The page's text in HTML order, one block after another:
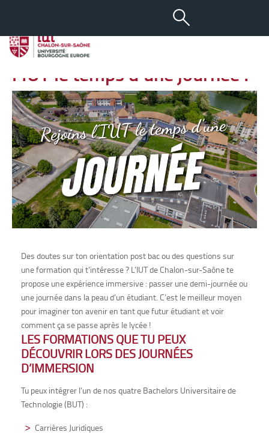
aA - +
17 OCT 2025
Journée d’immersion : rejoins
l’IUT le temps d’une journée !
Des doutes sur ton orientation post bac ou des questions sur
une formation qui t’intéresse ? L’IUT de Chalon-sur-Saône te
propose une expérience immersive : passer une demi-journée ou
une journée dans la peau d’un étudiant. C’est le meilleur moyen
pour imaginer ton avenir en tant que futur étudiant et voir
comment ça se passe après le lycée !
LES FORMATIONS QUE TU PEUX
DÉCOUVRIR LORS DES JOURNÉES
D’IMMERSION
Tu peux intégrer l’un de nos quatre Bachelors Universitaire de
Technologie (BUT) :
Carrières Juridiques